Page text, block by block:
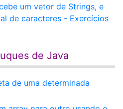
um vetor de Strings, e
de caracteres - Exercícios
de Java
de uma determinada